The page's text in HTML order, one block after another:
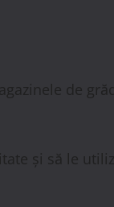
de
și să le